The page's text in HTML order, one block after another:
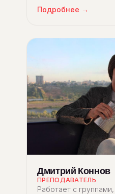
Языки для Юлии — не
новые способы
Подробнее →
Дмитрий Коннов
ПРЕПОДАВАТЕЛЬ
Работает с